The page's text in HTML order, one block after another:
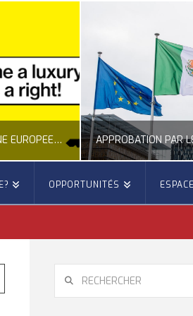
NOUVELLE INITIATIVE CITOYENNE EUROPÉENNE SUR LE LOGEMENT
LOGEMENT ACTION EXTÉRIEURE,
OPPORTUNITÉS